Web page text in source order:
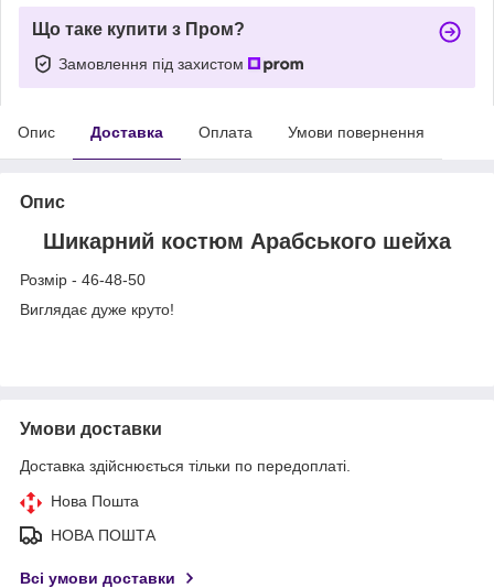
Що таке купити з Пром?
Замовлення під захистом
Опис Доставка Оплата Умови повернення
Опис
Шикарний костюм Арабського шейха
Розмір - 46-48-50
Виглядає дуже круто!
Умови доставки
Доставка здійснюється тільки по передоплаті.
Нова Пошта
НОВА ПОШТА
Всі умови доставки